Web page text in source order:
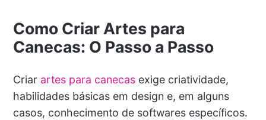
Como Criar Artes para
Canecas: O Passo a Passo
Criar artes para canecasexige criatividade,
habilidades básicas em design e, em alguns
casos, conhecimento de softwares específicos.